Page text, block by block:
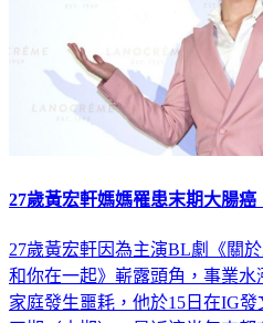
和你在一起》嶄露頭角，事業水
家庭發生噩耗，他於15日在IG
四期（末期），最近這半年來都